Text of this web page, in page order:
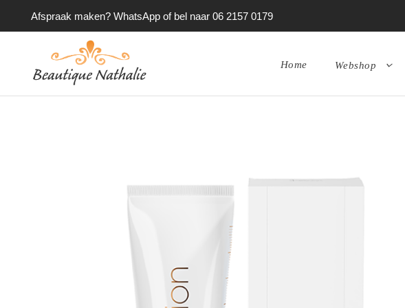
Afspraak maken? WhatsApp of bel naar 06 2157 0179
Home Webshop